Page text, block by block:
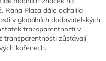
Rana Plaza dále odhalila
v globálních dodavatelských
transparentnosti v
transparentnosti zůstávají
kořenech.